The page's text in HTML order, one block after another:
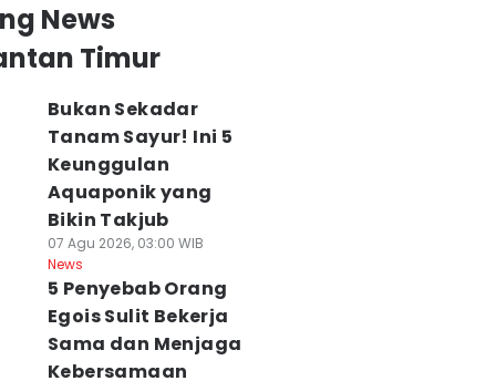
News
Timur
Bukan Sekadar
Tanam Sayur! Ini 5
Keunggulan
Aquaponik yang
Bikin Takjub
07 Agu 2026, 03:00 WIB
News
5 Penyebab Orang
Egois Sulit Bekerja
Sama dan Menjaga
Kebersamaan